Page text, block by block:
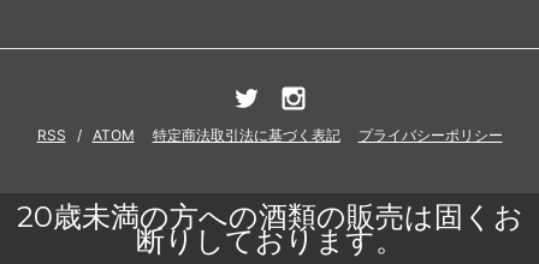
RSS / ATOM 特定商法取引法に基づく表記 プライバシーポリシー
20歳未満の方への酒類の販売は固くお
断りしております。